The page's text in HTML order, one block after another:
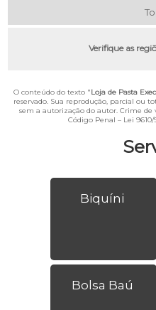
Biquíni
Bolsa Baú
Verifique as
O conteúdo do texto "Loja de Pasta
reservado. Sua reprodução, parcial ou
sem a autorização do autor. Crime de
Código Penal – Lei